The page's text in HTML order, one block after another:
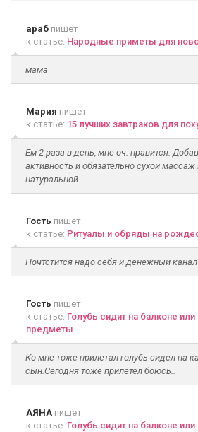
араб пишет
к статье: Народные приметы для
мама
Мария пишет
к статье: 15 лучших завтраков для
Ем 2 раза в день, мне оч. нравится.
активность и обязательно сухой массаж
натуральной...
Гость пишет
к статье: Ритуалы и обряды на
Почтстится надо себя и денежный канал
Гость пишет
к статье: Голубь сидит на балконе
предметы
Ко мне тоже прилетал голубь сидел на
сын.Сегодня тоже прилетел боюсь..
АЯНА пишет
к статье: Голубь сидит на балконе